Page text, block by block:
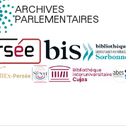
ARCHIVES
PARLEMENTAIRES